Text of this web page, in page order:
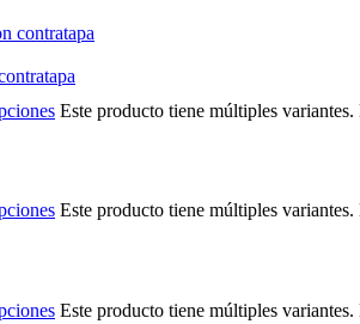
Este producto tiene múltiples
Este producto tiene múltiples
Este producto tiene múltiples